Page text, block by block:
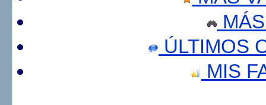
ÚLTIMOS
MIS